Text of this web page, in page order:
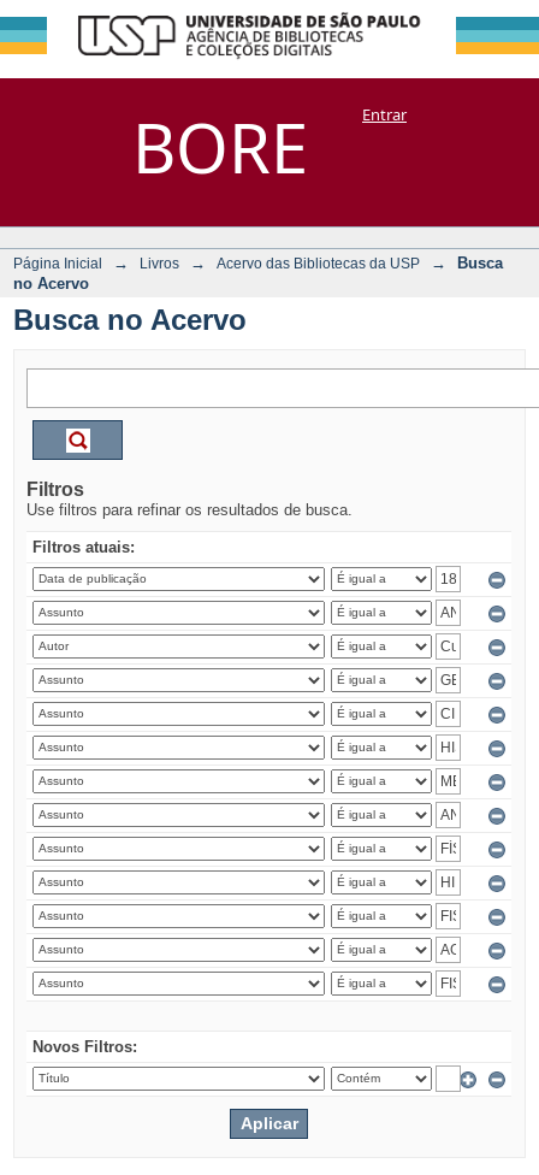
BORE
Busca no Acervo
DSpace/Manakin + CoriscoEntrar
Página Inicial → Livros → Acervo das Bibliotecas da USP →
Busca
no Acervo
Busca no Acervo
Filtros
Use filtros para refinar os resultados de busca.
Filtros atuais:
Novos Filtros: